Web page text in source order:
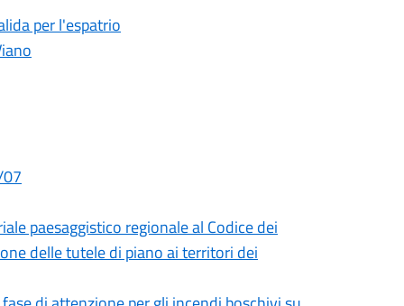
per l'espatrio
paesaggistico regionale al Codice dei
delle tutele di piano ai territori dei